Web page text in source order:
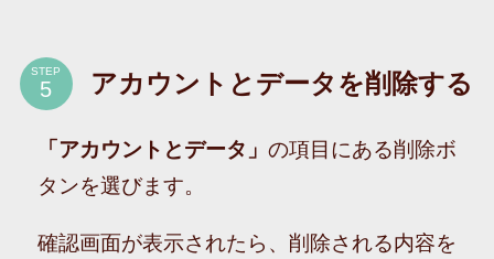
STEP アカウントとデータを削除する
「アカウントとデータ」 の項目にある削除ボ
タンを選びます。
確認画面が表示されたら、削除される内容を